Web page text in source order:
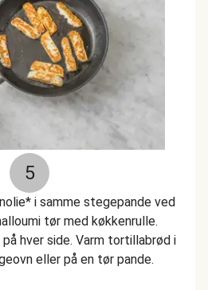
5
i samme stegepande ved
tør med køkkenrulle.
hver side. Varm tortillabrød i
eller på en tør pande.